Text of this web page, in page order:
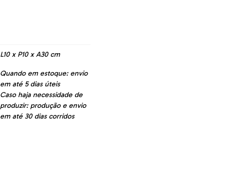
L10 x P10 x A30 cm
Quando em estoque: envio
em até 5 dias úteis
Caso haja necessidade de
produzir: produção e envio
em até 30 dias corridos